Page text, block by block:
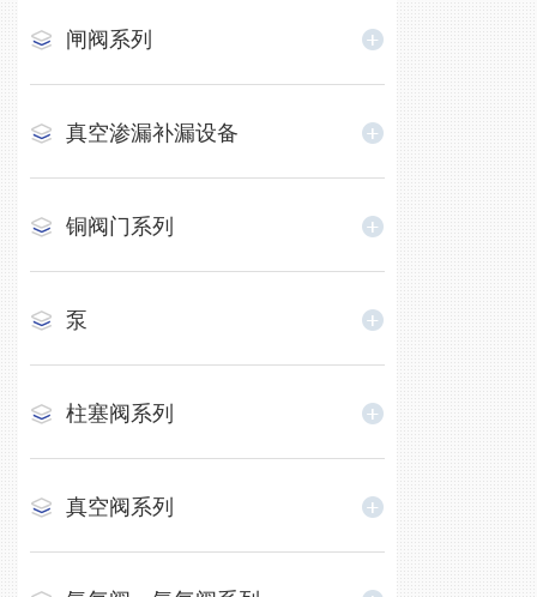
闸阀系列
真空渗漏补漏设备
铜阀门系列
泵
柱塞阀系列
真空阀系列